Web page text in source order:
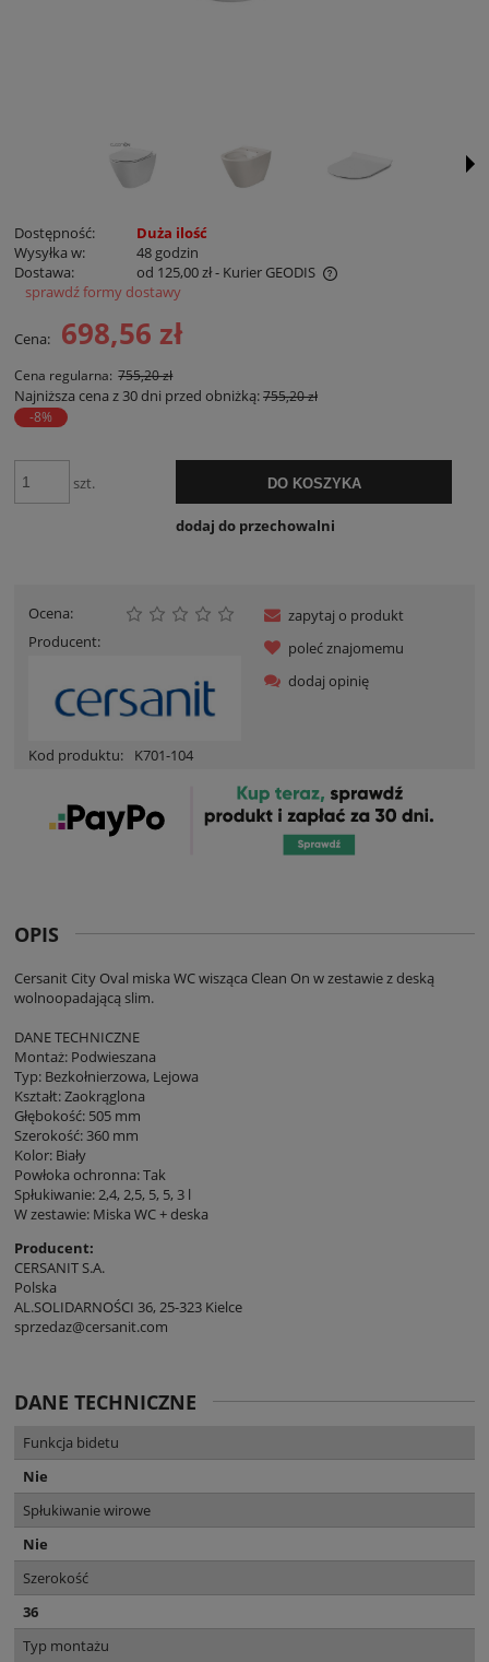
Dostępność:
Duża ilość
Wysyłka w:
48 godzin
Dostawa:
od 125,00 zł- Kurier GEODIS
Cena nie zawiera ewentualnych kosztów płatności
sprawdź formy dostawy
Cena: 698,56 zł
Cena regularna: 755,20 zł
Najniższa cena z 30 dni przed obniżką:755,20 zł
-8%
szt. DO KOSZYKA
dodaj do przechowalni
Ocena:
Producent:
Kod produktu: K701-104
zapytaj o produkt
poleć znajomemu
dodaj opinię
OPIS
Cersanit City Oval miska WC wisząca Clean On w zestawie z deską
wolnoopadającą slim.
DANE TECHNICZNE
Montaż: Podwieszana
Typ: Bezkołnierzowa, Lejowa
Kształt: Zaokrąglona
Głębokość: 505 mm
Szerokość: 360 mm
Kolor: Biały
Powłoka ochronna: Tak
Spłukiwanie: 2,4, 2,5, 5, 5, 3 l
W zestawie: Miska WC + deska
Producent:
CERSANIT S.A.
Polska
AL.SOLIDARNOŚCI 36, 25-323 Kielce
sprzedaz@cersanit.com
DANE TECHNICZNE
Funkcja bidetu
Nie
Spłukiwanie wirowe
Nie
Szerokość
36
Typ montażu